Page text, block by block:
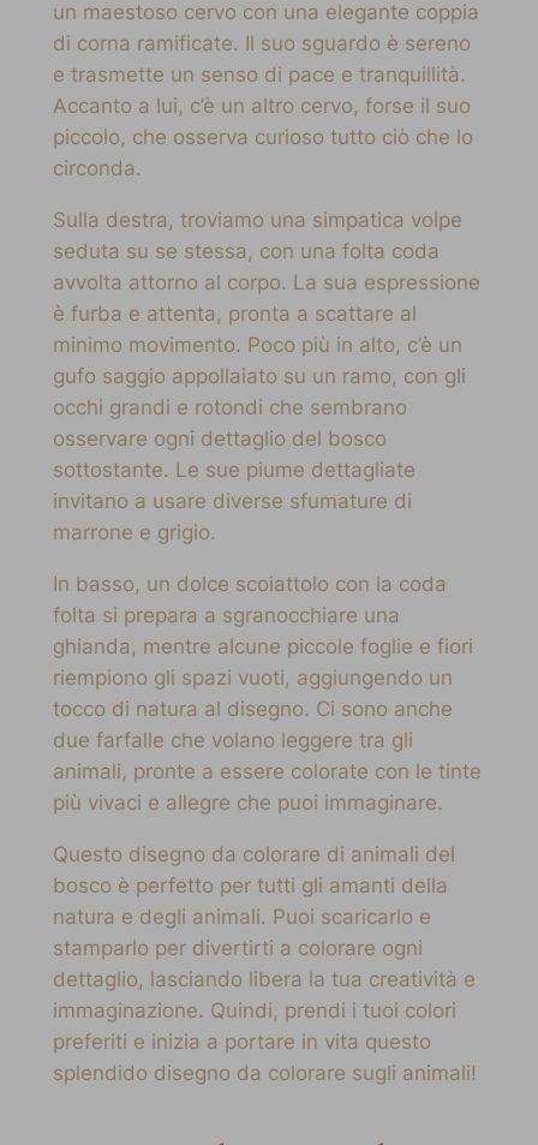
un maestoso cervo con una elegante coppia
di corna ramificate. Il suo sguardo è sereno
e trasmette un senso di pace e tranquillità.
Accanto a lui, c’è un altro cervo, forse il suo
piccolo, che osserva curioso tutto ciò che lo
circonda.
Sulla destra, troviamo una simpatica volpe
seduta su se stessa, con una folta coda
avvolta attorno al corpo. La sua espressione
è furba e attenta, pronta a scattare al
minimo movimento. Poco più in alto, c’è un
gufo saggio appollaiato su un ramo, con gli
occhi grandi e rotondi che sembrano
osservare ogni dettaglio del bosco
sottostante. Le sue piume dettagliate
invitano a usare diverse sfumature di
marrone e grigio.
In basso, un dolce scoiattolo con la coda
folta si prepara a sgranocchiare una
ghianda, mentre alcune piccole foglie e fiori
riempiono gli spazi vuoti, aggiungendo un
tocco di natura al disegno. Ci sono anche
due farfalle che volano leggere tra gli
animali, pronte a essere colorate con le tinte
più vivaci e allegre che puoi immaginare.
Questo disegno da colorare di animali del
bosco è perfetto per tutti gli amanti della
natura e degli animali. Puoi scaricarlo e
stamparlo per divertirti a colorare ogni
dettaglio, lasciando libera la tua creatività e
immaginazione. Quindi, prendi i tuoi colori
preferiti e inizia a portare in vita questo
splendido disegno da colorare sugli animali!